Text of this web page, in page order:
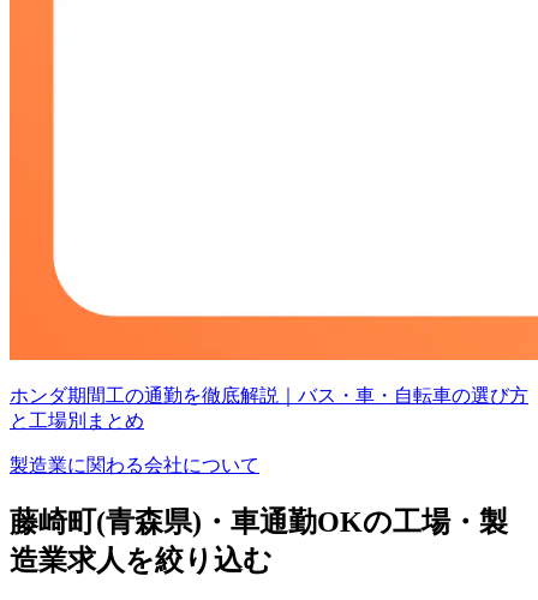
ホンダ期間工の通勤を徹底解説｜バス・車・自転車の選び方
と工場別まとめ
製造業に関わる会社について
藤崎町(青森県)・車通勤OKの工場・製
造業求人を絞り込む